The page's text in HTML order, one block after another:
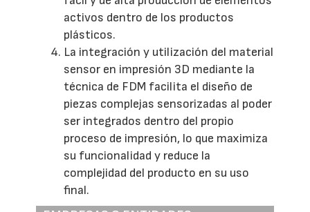
activos dentro de los productos
plásticos.
La integración y utilización del material
sensor en impresión 3D mediante la
técnica de FDM facilita el diseño de
piezas complejas sensorizadas al poder
ser integrados dentro del propio
proceso de impresión, lo que maximiza
su funcionalidad y reduce la
complejidad del producto en su uso
final.